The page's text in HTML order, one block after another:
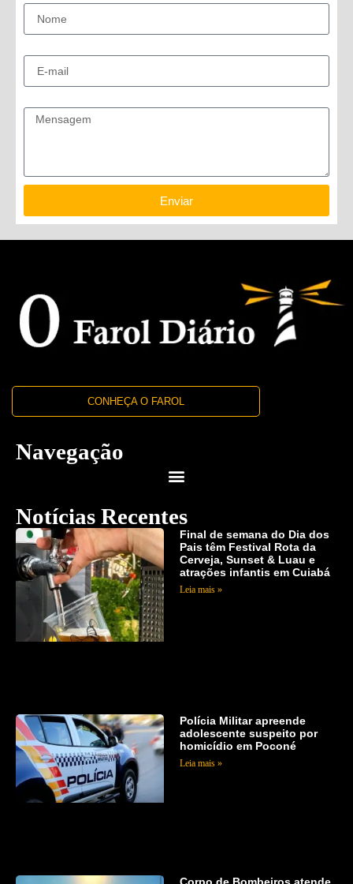
Enviar
CONHEÇA O FAROL
Navegação
Notícias Recentes
Final de semana do Dia dos
Pais têm Festival Rota da
Cerveja, Sunset & Luau e
atrações infantis em Cuiabá
Leia mais »
Polícia Militar apreende
adolescente suspeito por
homicídio em Poconé
Leia mais »